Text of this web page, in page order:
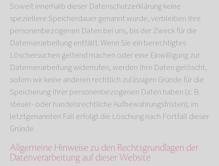
Soweit innerhalb dieser Datenschutzerklärung keine
speziellere Speicherdauer genannt wurde, verbleiben Ihre
personenbezogenen Daten bei uns, bis der Zweck für die
Datenverarbeitung entfällt. Wenn Sie ein berechtigtes
Löschersuchen geltend machen oder eine Einwilligung zur
Datenverarbeitung widerrufen, werden Ihre Daten gelöscht,
sofern wir keine anderen rechtlich zulässigen Gründe für die
Speicherung Ihrer personenbezogenen Daten haben (z. B.
steuer- oder handelsrechtliche Aufbewahrungsfristen); im
letztgenannten Fall erfolgt die Löschung nach Fortfall dieser
Gründe.
Allgemeine Hinweise zu den Rechtsgrundlagen der
Datenverarbeitung auf dieser Website